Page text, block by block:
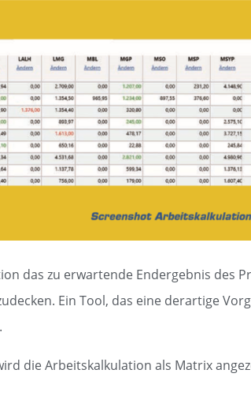
das zu erwartende Endergebnis des
Ein Tool, das eine derartige
die Arbeitskalkulation als Matrix